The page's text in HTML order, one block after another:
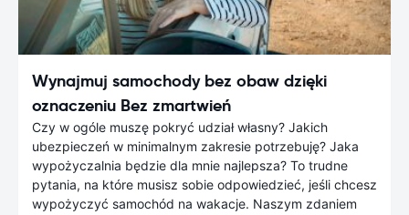
Wynajmuj samochody bez obaw dzięki
oznaczeniu Bez zmartwień
Czy w ogóle muszę pokryć udział własny? Jakich
ubezpieczeń w minimalnym zakresie potrzebuję? Jaka
wypożyczalnia będzie dla mnie najlepsza? To trudne
pytania, na które musisz sobie odpowiedzieć, jeśli chcesz
wypożyczyć samochód na wakacje. Naszym zdaniem